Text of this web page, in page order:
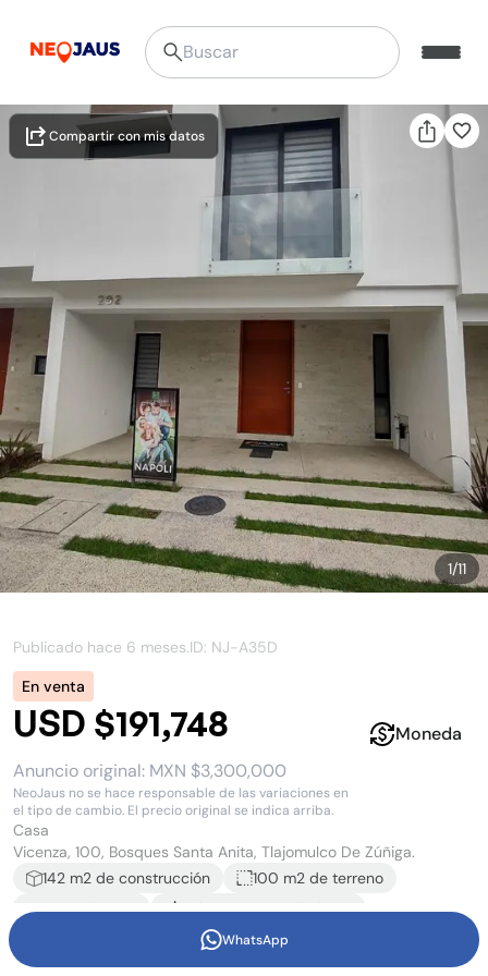
1/11
Compartir con mis datos
Publicado hace 6 meses.ID: NJ-A35D
En venta
USD $191,748
Anuncio original: MXN $3,300,000
NeoJaus no se hace responsable de las variaciones en
el tipo de cambio. El precio original se indica arriba.
Moneda
Casa
Vicenza, 100, Bosques Santa Anita, Tlajomulco De Zúñiga.
142 m2 de construcción 100 m2 de terreno
3recámaras 2bañosy1medio baño
WhatsApp